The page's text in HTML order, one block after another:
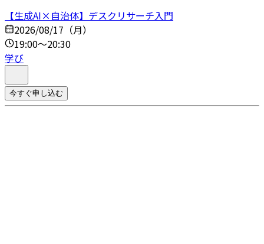
【生成AI×自治体】デスクリサーチ入門
2026/08/17（月）
19:00～20:30
学び
今すぐ申し込む